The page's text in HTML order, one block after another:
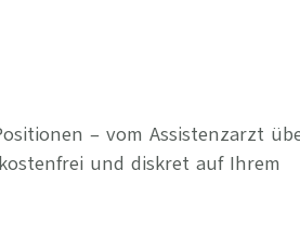
– vom Assistenzarzt
und diskret auf Ihrem